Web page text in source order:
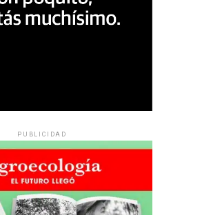
PUBLICIDAD